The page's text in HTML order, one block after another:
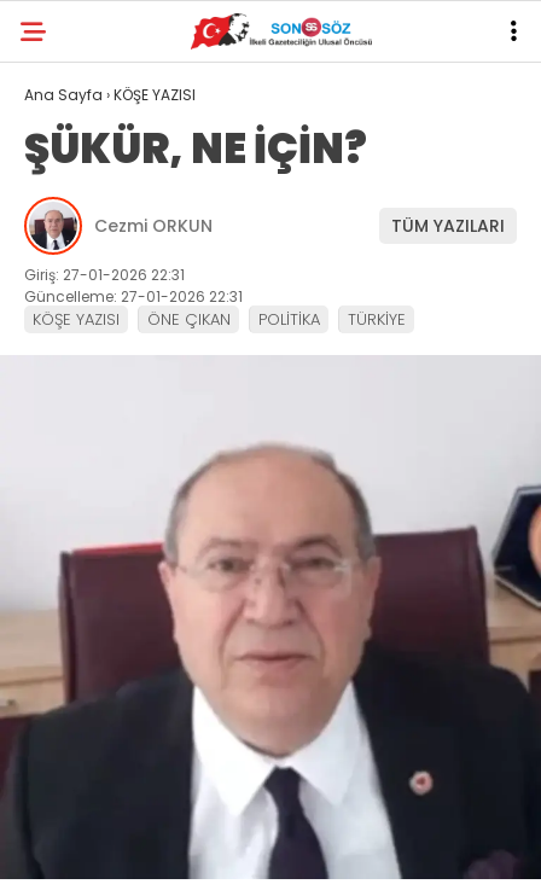
Ana Sayfa ›KÖŞE YAZISI
ŞÜKÜR, NE İÇİN?
Cezmi ORKUN TÜM YAZILARI
Giriş: 27-01-2026 22:31
Güncelleme: 27-01-2026 22:31
KÖŞE YAZISI ÖNE ÇIKAN POLİTİKA TÜRKİYE